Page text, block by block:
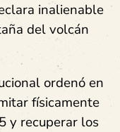
inalienable
del volcán
ordenó en
físicamente
y recuperar los